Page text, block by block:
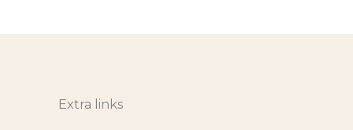
Extra links